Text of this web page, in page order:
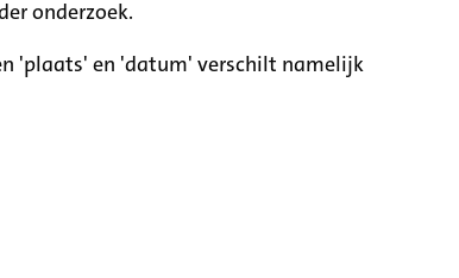
onderzoek.
'plaats' en 'datum' verschilt namelijk